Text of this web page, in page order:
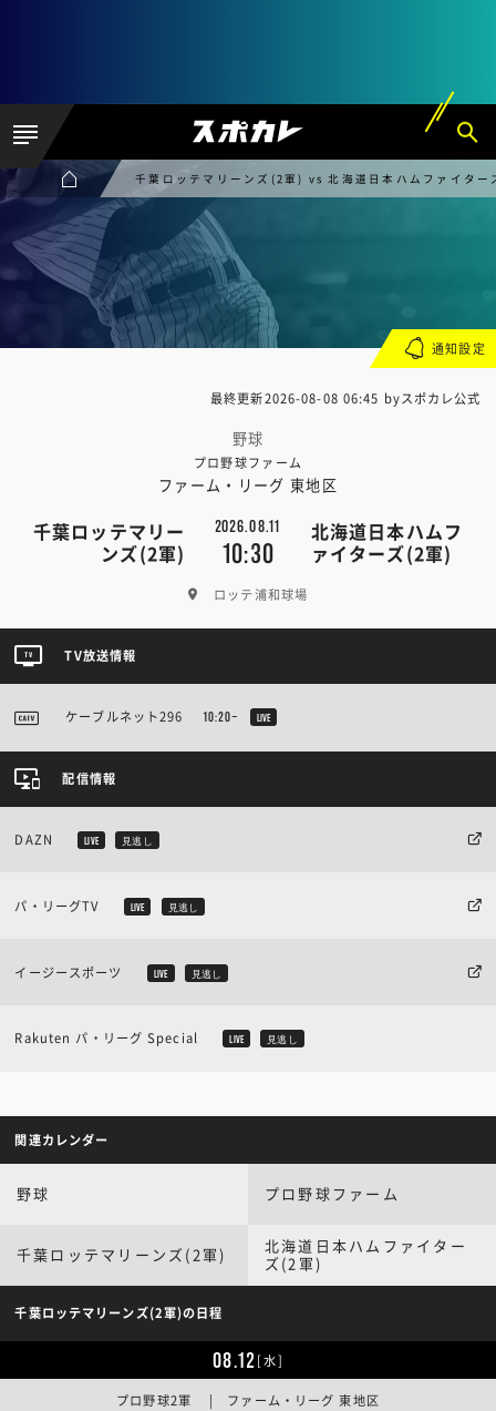
千葉ロッテマリーンズ(2軍) vs 北海道日本ハムファイタ
最終更新2026-08-08 06:45 byスポカレ公式
野球
プロ野球ファーム
ファーム・リーグ 東地区
千葉ロッテマリー
ンズ(2軍)
2026.08.11
10:30
北海道日本ハムフ
ァイターズ(2軍)
ロッテ浦和球場
通知設定
TV放送情報
ケーブルネット296 10:20~ LIVE
配信情報
DAZN LIVE 見逃し
パ・リーグTV LIVE 見逃し
イージースポーツ LIVE 見逃し
Rakuten パ・リーグ Special LIVE 見逃し
関連カレンダー
野球 プロ野球ファーム
千葉ロッテマリーンズ(2軍)
北海道日本ハムファイター
ズ(2軍)
千葉ロッテマリーンズ(2軍)の日程
08.12[水]
プロ野球2軍 | ファーム・リーグ 東地区